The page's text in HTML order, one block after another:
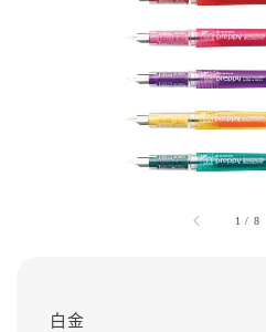
1 / 8
白金